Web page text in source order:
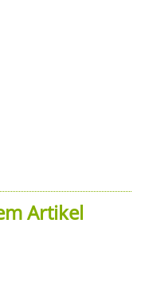
Artikel